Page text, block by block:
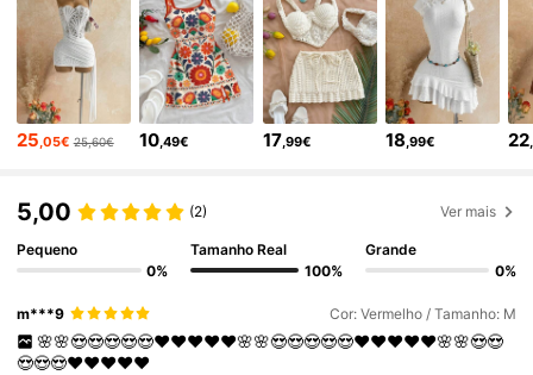
4,82 2.4M Seguidores
4,82 2.4M Seguidores
4,82 2.4M Seguidores
4,82
25,05€ 25,60€ 10,49€ 17,99€ 18,99€ 22
5,00 (2) Ver mais
Pequeno
0%
Tamanho Real
100%
Grande
0%
m***9 Cor: Vermelho / Tamanho: M
🌸🌸😍😍😍😍😍❤️❤️❤️❤️❤️🌸🌸😍😍😍😍😍❤️❤️❤️❤️❤️🌸🌸😍😍
😍😍😍❤️❤️❤️❤️❤️